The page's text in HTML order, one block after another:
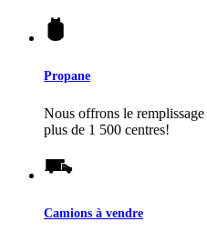
Propane
Nous offrons le remplissage
plus de 1 500 centres!
Camions à vendre